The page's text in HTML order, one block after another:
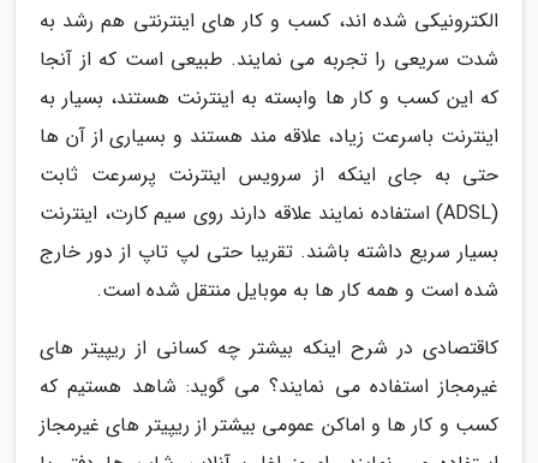
الکترونیکی شده اند، کسب و کار های اینترنتی هم رشد به
شدت سریعی را تجربه می نمایند. طبیعی است که از آنجا
که این کسب و کار ها وابسته به اینترنت هستند، بسیار به
اینترنت باسرعت زیاد، علاقه مند هستند و بسیاری از آن ها
حتی به جای اینکه از سرویس اینترنت پرسرعت ثابت
(ADSL) استفاده نمایند علاقه دارند روی سیم کارت، اینترنت
بسیار سریع داشته باشند. تقریبا حتی لپ تاپ از دور خارج
شده است و همه کار ها به موبایل منتقل شده است.
کاقتصادی در شرح اینکه بیشتر چه کسانی از ریپیتر های
غیرمجاز استفاده می نمایند؟ می گوید: شاهد هستیم که
کسب و کار ها و اماکن عمومی بیشتر از ریپیتر های غیرمجاز